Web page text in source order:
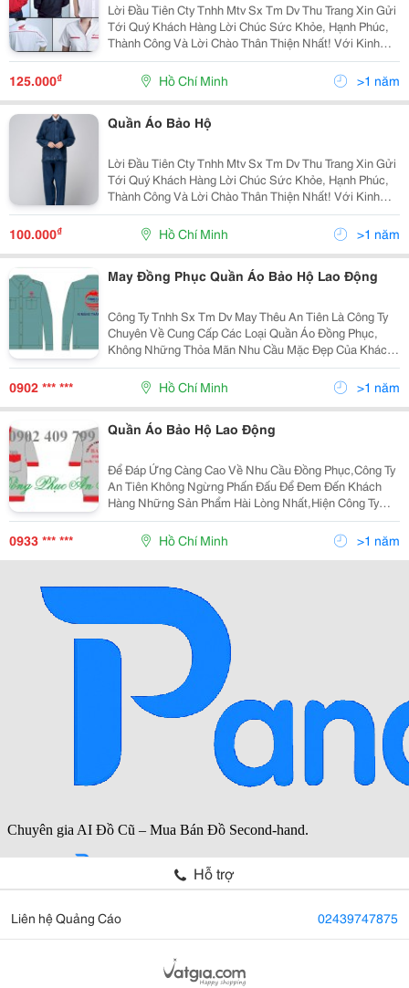
Lời Đầu Tiên Cty Tnhh Mtv Sx Tm Dv Thu Trang Xin Gửi
Tới Quý Khách Hàng Lời Chúc Sức Khỏe, Hạnh Phúc,
Thành Công Và Lời Chào Thân Thiện Nhất! Với Kinh
Nhiệm Nhiều Năm Làm Trong Ngành May.chúng Tôi
Muốn Mang Đến Cho Quý Khách Với Mức Giá Cạnh
125.000₫ Hồ Chí Minh >1 năm
Quần Áo Bảo Hộ
Lời Đầu Tiên Cty Tnhh Mtv Sx Tm Dv Thu Trang Xin Gửi
Tới Quý Khách Hàng Lời Chúc Sức Khỏe, Hạnh Phúc,
Thành Công Và Lời Chào Thân Thiện Nhất! Với Kinh
Nhiệm Nhiều Năm Làm Trong Ngành May.chúng Tôi
Muốn Mang Đến Cho Quý Khách Với Mức Giá Cạnh
100.000₫ Hồ Chí Minh >1 năm
May Đồng Phục Quần Áo Bảo Hộ Lao Động
Công Ty Tnhh Sx Tm Dv May Thêu An Tiên Là Công Ty
Chuyên Về Cung Cấp Các Loại Quần Áo Đồng Phục,
Không Những Thỏa Mãn Nhu Cầu Mặc Đẹp Của Khách
Hàng Trong Nước Mà Còn Chiếm Được Lòng Tin Của
Khách Hàng Nước Ngoài. Sự Đồng Bộ Xuyên Suốt Về
Nhân Lực, T
0902 *** *** Hồ Chí Minh >1 năm
Quần Áo Bảo Hộ Lao Động
Để Đáp Ứng Càng Cao Về Nhu Cầu Đồng Phục,Công Ty
An Tiên Không Ngừng Phấn Đấu Để Đem Đến Khách
Hàng Những Sản Phẩm Hài Lòng Nhất,Hiện Công Ty
Chúng Tôi Chuyên May Và Cung Cấp Các Loại Đồng
Phục Như: + Quần Tây, Sơ Mi Văn Phòng. + Đồng Phục
0933 *** *** Hồ Chí Minh >1 năm
Hỗ trợ
Liên hệ Quảng Cáo 02439747875